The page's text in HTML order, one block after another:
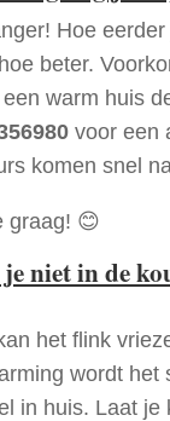
Hoe
beter.
warm huis
voor een
komen snel
graag! 😊
niet in de
het flink
wordt het
in huis. Laat je